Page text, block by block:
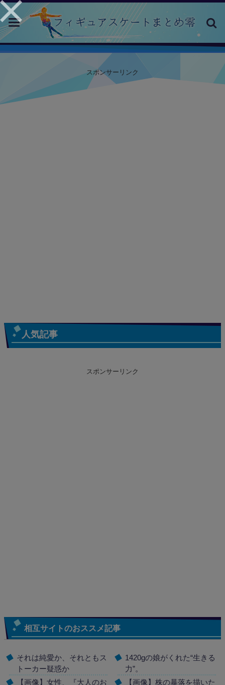
toggle
navigation
スポンサーリンク
人気記事
スポンサーリンク
相互サイトのおススメ記事
それは純愛か、それともス
トーカー疑惑か
【画像】女性、『大人のお
1420gの娘がくれた“生きる
力”。
【画像】株の暴落を描いた